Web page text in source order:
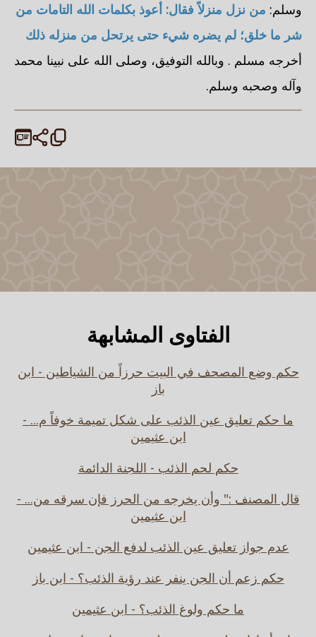
وسلم: من نزل منزلاً فقال: أعوذ بكلمات الله التامات من
شر ما خلق؛ لم يضره شيء حتى يرتحل من منزله ذلك
أخرجه مسلم . وبالله التوفيق، وصلى الله على نبينا محمد
وآله وصحبه وسلم.
الفتاوى المشابهة
حكم وضع المصحف في البيت حرزاً من الشياطين - ابن
باز
ما حكم تعليق عين الذئب على شكل تميمة خوفاً م... -
ابن عثيمين
حكم لحم الذئب - اللجنة الدائمة
قال المصنف :" وأن يخرجه من الحرز فإن سرقه من... -
ابن عثيمين
عدم جواز تعليق عين الذئب لدفع الجن - ابن عثيمين
حكم زعم أن الجن ينفر عند رؤية الذئب؟ - ابن باز
ما حكم ولوغ الذئب؟ - ابن عثيمين